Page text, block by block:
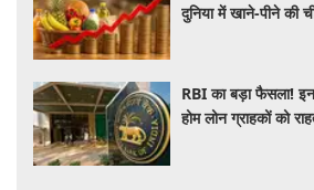
दुनिया में खाने-पीने की
RBI का बड़ा फैसला!
होम लोन ग्राहकों को